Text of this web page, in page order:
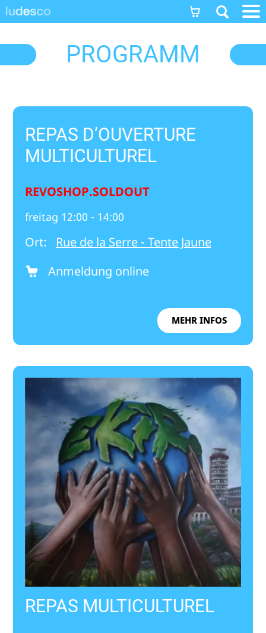
PROGRAMM
]]
REPAS D’OUVERTURE
MULTICULTUREL
REVOSHOP.SOLDOUT
freitag 12:00 - 14:00
Ort:
Rue de la Serre - Tente Jaune
Anmeldung online
MEHR INFOS
REPAS MULTICULTUREL